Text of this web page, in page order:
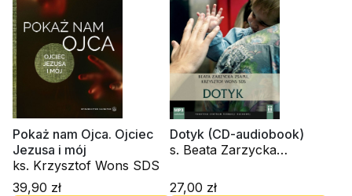
Pokaż nam Ojca. Ojciec
Jezusa i mój
ks. Krzysztof Wons SDS
39,90 zł
Dotyk (CD-audiobook)
s. Beata Zarzycka
Wons SDS
27,00 zł